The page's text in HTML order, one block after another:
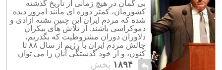
بی گمان در هیچ زمانی از تاریخ گذشته
کشورمان، کمتر دوره ای مانند امروز دیده
شده که مردم ایران این چنین تشنه آزادی و
دموکراسی باشند. از تلاش های بیکران
دلاوران دوران مشروطیت که بگذریم،
چالش مردم ایران با رژیم از سال ۸۸ تا
کنون، و از خود گذشتگی آنان را می توان
یگانه و کم نظیر در تاریخ میهنمان دانست.
۱۸۹۴ پخش